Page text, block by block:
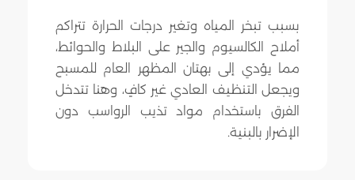
بسبب تبخر المياه وتغير درجات الحرارة تتراكم
أملاح الكالسيوم والجير على البلاط والحوائط،
مما يؤدي إلى بهتان المظهر العام للمسبح
ويجعل التنظيف العادي غير كافٍ، وهنا تتدخل
الفرق باستخدام مواد تذيب الرواسب دون
الإضرار بالبنية.